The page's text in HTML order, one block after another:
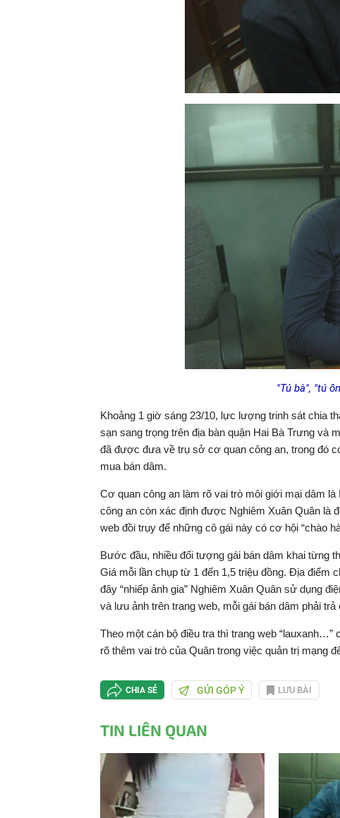
"Tú bà", "tú
Khoảng 1 giờ sáng 23/10, lực lượng trinh sát chia
sạn sang trọng trên địa bàn quận Hai Bà Trưng và
đã được đưa về trụ sở cơ quan công an, trong đó
mua bán dâm.
Cơ quan công an làm rõ vai trò môi giới mại dâm
công an còn xác định được Nghiêm Xuân Quân là
web đồi trụy để những cô gái này có cơ hội “chào
Bước đầu, nhiều đối tượng gái bán dâm khai từng
Giá mỗi lần chụp từ 1 đến 1,5 triệu đồng. Địa điểm
đây “nhiếp ảnh gia” Nghiêm Xuân Quân sử dụng
và lưu ảnh trên trang web, mỗi gái bán dâm phải
Theo một cán bộ điều tra thì trang web
rõ thêm vai trò của Quân trong việc quản trị mạng
CHIA SẺ GỬI GÓP Ý LƯU BÀI
TIN LIÊN QUAN